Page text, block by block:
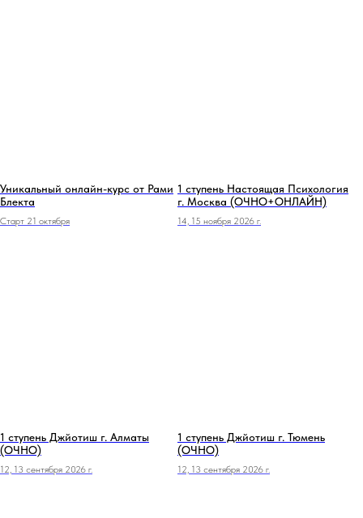
Уникальный онлайн-курс от Рами
Блекта
Старт 21 октября
1 ступень Настоящая Психология
г. Москва (ОЧНО+ОНЛАЙН)
14, 15 ноября 2026 г.
1 ступень Джйотиш г. Алматы
(ОЧНО)
12, 13 сентября 2026 г.
1 ступень Джйотиш г. Тюмень
(ОЧНО)
12, 13 сентября 2026 г.